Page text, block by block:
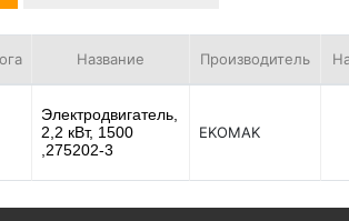
Название Производитель
Электродвигатель,
2,2 кВт, 1500
,275202-3
EKOMAK